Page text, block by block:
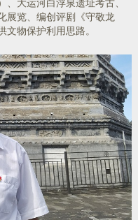
大运河白浮泉遗址考古、
展览、编创评剧《守敬龙
文物保护利用思路。